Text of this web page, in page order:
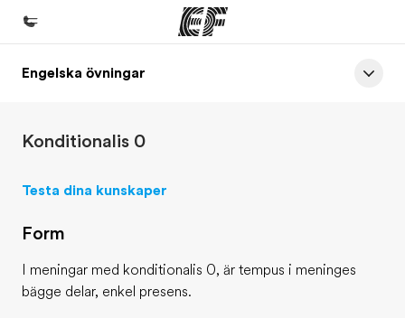
Hem
Program
Om oss
Engelska övningar
Konditionalis 0
Testa dina kunskaper
Form
I meningar med konditionalis 0, är tempus i meninges
bägge delar, enkel presens.